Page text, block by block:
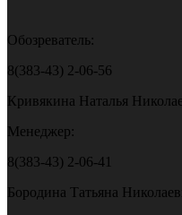
Обозреватель:
8(383-43) 2-06-56
Кривякина Наталья
Менеджер:
8(383-43) 2-06-41
Бородина Татьяна